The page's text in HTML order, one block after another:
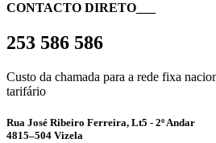
CONTACTO DIRETO
253 586 586
Custo da chamada para a rede fixa
tarifário
Rua José Ribeiro Ferreira, Lt5 - 2º Andar
4815–504 Vizela